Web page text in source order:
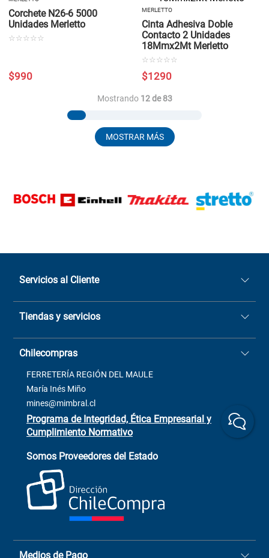
Corchete N26-6 5000
Unidades Merletto
☆ ☆ ☆ ☆ ☆
$990
MERLETTO
Cinta Adhesiva Doble
Contacto 2 Unidades
18Mmx2Mt Merletto
☆ ☆ ☆ ☆ ☆
$1290
Mostrando 12 de 83
MOSTRAR MÁS
Servicios al Cliente
Quiénes somos
Sucursales
Términos y condiciones
Contacto
Venta Terreno
Trabaja con Nosotros
+(73) 256
ChileCompras
+56 9 9888 9549
Tiendas y servicios
Casa Matriz: Avenida Chorrillos
2137 San Javier, Fono (73)
Chilecompras
FERRETERÍA REGIÓN DEL MAULE
María Inés Miño
mines@mimbral.cl
Programa de Integridad, Ética Empresarial y
Cumplimiento Normativo
Somos Proveedores del Estado
Medios de Pago